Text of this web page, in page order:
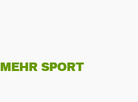
MEHR SPORT